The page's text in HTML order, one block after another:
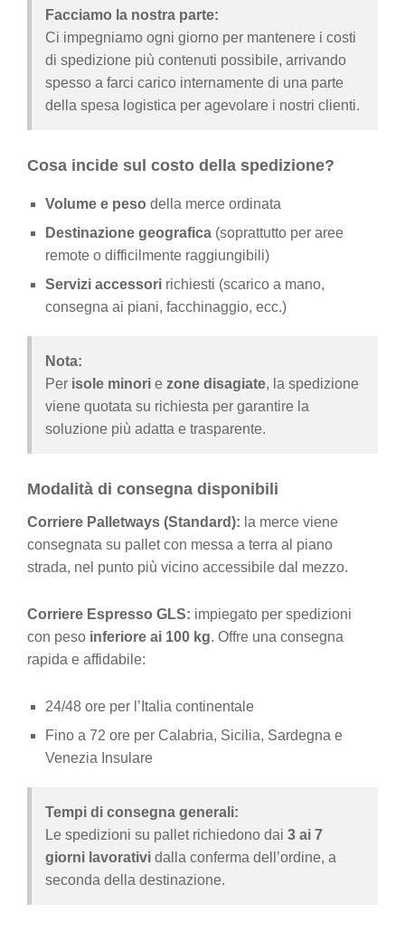
Facciamo la nostra parte:
Ci impegniamo ogni giorno per mantenere i costi
di spedizione più contenuti possibile, arrivando
spesso a farci carico internamente di una parte
della spesa logistica per agevolare i nostri clienti.
Cosa incide sul costo della spedizione?
Volume e peso della merce ordinata
Destinazione geografica (soprattutto per aree
remote o difficilmente raggiungibili)
Servizi accessori richiesti (scarico a mano,
consegna ai piani, facchinaggio, ecc.)
Nota:
Per isole minori e zone disagiate, la spedizione
viene quotata su richiesta per garantire la
soluzione più adatta e trasparente.
Modalità di consegna disponibili
Corriere Palletways (Standard): la merce viene
consegnata su pallet con messa a terra al piano
strada, nel punto più vicino accessibile dal mezzo.
Corriere Espresso GLS: impiegato per spedizioni
con peso inferiore ai 100 kg. Offre una consegna
rapida e affidabile:
24/48 ore per l’Italia continentale
Fino a 72 ore per Calabria, Sicilia, Sardegna e
Venezia Insulare
Tempi di consegna generali:
Le spedizioni su pallet richiedono dai 3 ai 7
giorni lavorativi dalla conferma dell’ordine, a
seconda della destinazione.